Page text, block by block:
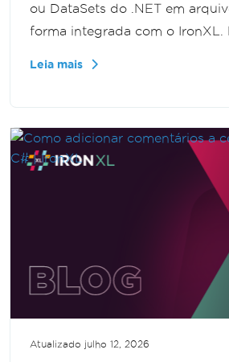
ou DataSets do .NET em
forma integrada com o IronXL.
Leia mais
Atualizado julho 12, 2026